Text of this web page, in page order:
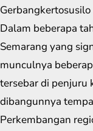
Dalam beberapa
Semarang yang
munculnya
tersebar di penjuru
dibangunnya
Perkembangan